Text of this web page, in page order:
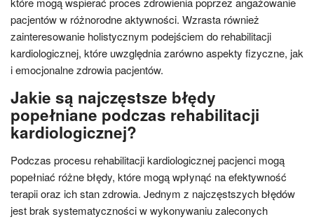
pacjentów w różnorodne aktywności. Wzrasta również
zainteresowanie holistycznym podejściem do rehabilitacji
kardiologicznej, które uwzględnia zarówno aspekty fizyczne, jak
i emocjonalne zdrowia pacjentów.
Jakie są najczęstsze błędy
popełniane podczas rehabilitacji
kardiologicznej?
Podczas procesu rehabilitacji kardiologicznej pacjenci mogą
popełniać różne błędy, które mogą wpłynąć na efektywność
terapii oraz ich stan zdrowia. Jednym z najczęstszych błędów
jest brak systematyczności w wykonywaniu zaleconych